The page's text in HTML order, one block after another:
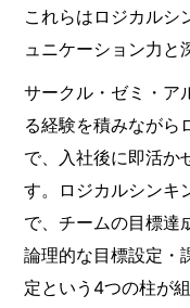
これらはロジカルシ
ュニケーション力と
サークル・ゼミ・ア
る経験を積みながら
で、入社後に即活か
す。ロジカルシンキ
で、チームの目標達
論理的な目標設定・
定という4つの柱が